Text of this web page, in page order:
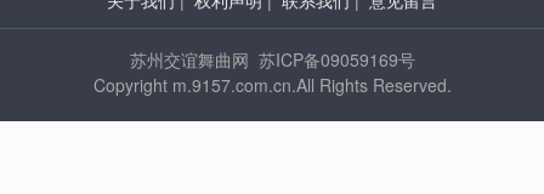
苏州交谊舞曲网 苏ICP备09059169号
Copyright m.9157.com.cn.All Rights Reserved.